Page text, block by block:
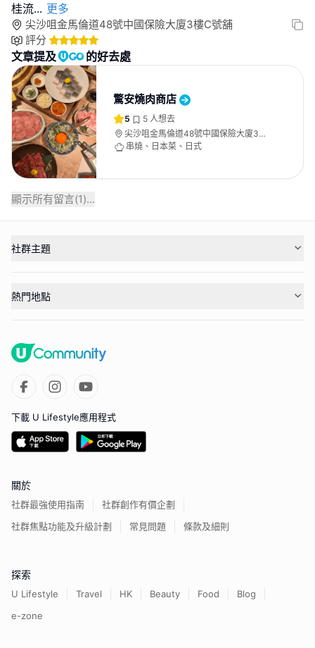
桂流... 更多
尖沙咀金馬倫道48號中國保險大廈3樓C號舖
評分
文章提及 的好去處
驚安燒肉商店
5 5 人想去
尖沙咀金馬倫道48號中國保險大廈3樓
C號舖
串燒、日本菜、日式
顯示所有留言(1)...
社群主題
熱門地點
下載 U Lifestyle應用程式
關於
社群最強使用指南
社群創作有價企劃
社群焦點功能及升級計劃
常見問題 條款及細則
探索
U Lifestyle Travel HK Beauty Food
Blog
e-zone